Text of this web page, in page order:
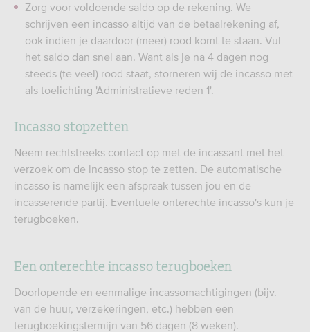
Zorg voor voldoende saldo op de rekening. We
schrijven een incasso altijd van de betaalrekening af,
ook indien je daardoor (meer) rood komt te staan. Vul
het saldo dan snel aan. Want als je na 4 dagen nog
steeds (te veel) rood staat, storneren wij de incasso met
als toelichting 'Administratieve reden 1'.
Incasso stopzetten
Neem rechtstreeks contact op met de incassant met het
verzoek om de incasso stop te zetten. De automatische
incasso is namelijk een afspraak tussen jou en de
incasserende partij. Eventuele onterechte incasso's kun je
terugboeken.
Een onterechte incasso terugboeken
Doorlopende en eenmalige incassomachtigingen (bijv.
van de huur, verzekeringen, etc.) hebben een
terugboekingstermijn van 56 dagen (8 weken).